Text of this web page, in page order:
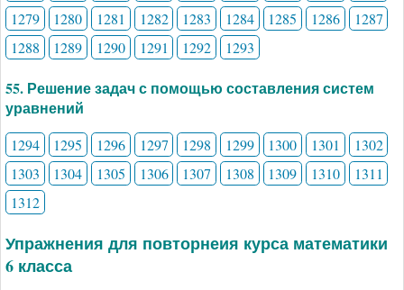
1279
1280 1281 1282 1283 1284 1285 1286
1287
1288
1289 1290 1291 1292 1293
55. Решение задач с помощью составления систем
уравнений
1294 1295 1296 1297 1298 1299 1300 1301
1302
1303
1304 1305 1306 1307 1308 1309 1310
1311
1312
Упражнения для повторнеия курса математики
6 класса